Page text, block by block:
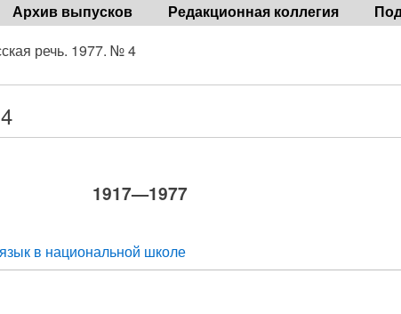
Архив выпусков Редакционная коллегия
речь. 1977. № 4
1917—1977
в национальной школе